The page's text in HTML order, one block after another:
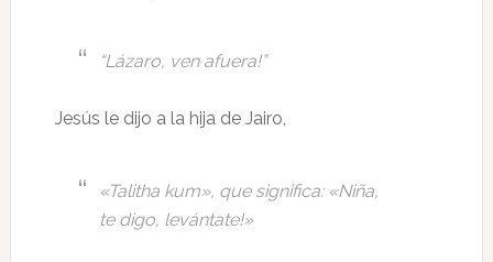
“Lázaro, ven afuera!”
Jesús le dijo a la hija de Jairo,
«Talitha kum», que significa: «Niña,
te digo, levántate!»